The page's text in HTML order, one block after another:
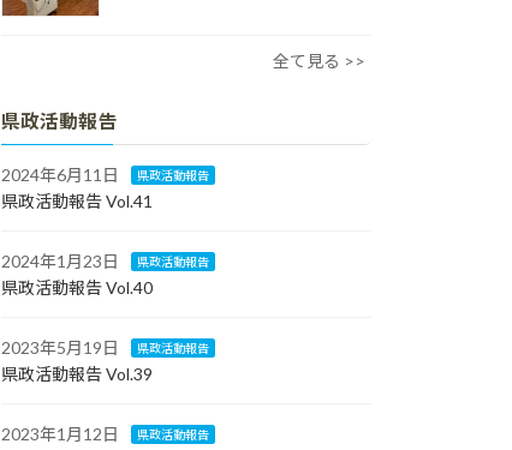
全て見る >>
県政活動報告
2024年6月11日 県政活動報告
県政活動報告 Vol.41
2024年1月23日 県政活動報告
県政活動報告 Vol.40
2023年5月19日 県政活動報告
県政活動報告 Vol.39
2023年1月12日 県政活動報告